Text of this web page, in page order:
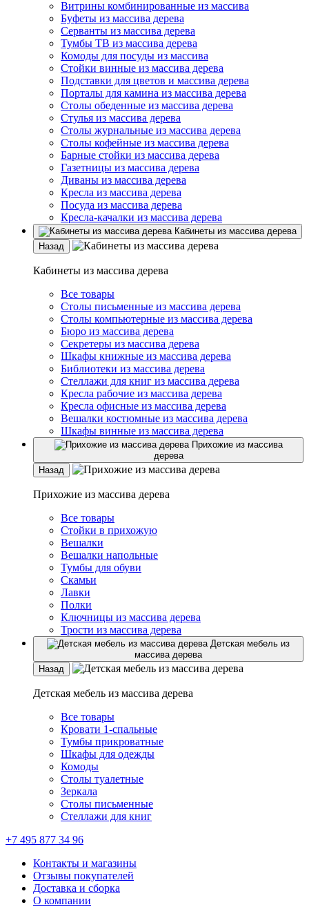
Витрины комбинированные из массива
Буфеты из массива дерева
Серванты из массива дерева
Тумбы ТВ из массива дерева
Комоды для посуды из массива
Стойки винные из массива дерева
Подставки для цветов и массива дерева
Порталы для камина из массива дерева
Столы обеденные из массива дерева
Стулья из массива дерева
Столы журнальные из массива дерева
Столы кофейные из массива дерева
Барные стойки из массива дерева
Газетницы из массива дерева
Диваны из массива дерева
Кресла из массива дерева
Посуда из массива дерева
Кресла-качалки из массива дерева
Кабинеты из массива дерева
Назад
Кабинеты из массива дерева
Все товары
Столы письменные из массива дерева
Столы компьютерные из массива дерева
Бюро из массива дерева
Секретеры из массива дерева
Шкафы книжные из массива дерева
Библиотеки из массива дерева
Стеллажи для книг из массива дерева
Кресла рабочие из массива дерева
Кресла офисные из массива дерева
Вешалки костюмные из массива дерева
Шкафы винные из массива дерева
Прихожие из массива
дерева
Назад
Прихожие из массива дерева
Все товары
Стойки в прихожую
Вешалки
Вешалки напольные
Тумбы для обуви
Скамьи
Лавки
Полки
Ключницы из массива дерева
Трости из массива дерева
Детская мебель из
массива дерева
Назад
Детская мебель из массива дерева
Все товары
Кровати 1-спальные
Тумбы прикроватные
Шкафы для одежды
Комоды
Столы туалетные
Зеркала
Столы письменные
Стеллажи для книг
+7 495 877 34 96
Контакты и магазины
Отзывы покупателей
Доставка и сборка
О компании